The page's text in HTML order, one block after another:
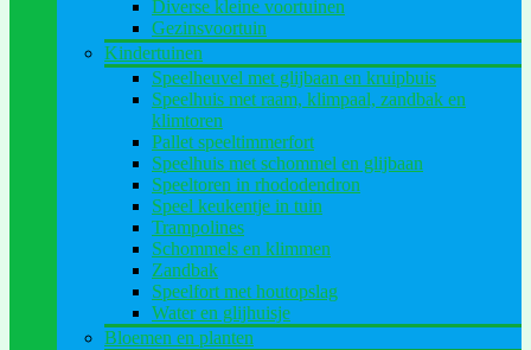
Diverse kleine voortuinen
Gezinsvoortuin
Kindertuinen
Speelheuvel met glijbaan en kruipbuis
Speelhuis met raam, klimpaal, zandbak en
klimtoren
Pallet speeltimmerfort
Speelhuis met schommel en glijbaan
Speeltoren in rhododendron
Speel keukentje in tuin
Trampolines
Schommels en klimmen
Zandbak
Speelfort met houtopslag
Water en glijhuisje
Bloemen en planten